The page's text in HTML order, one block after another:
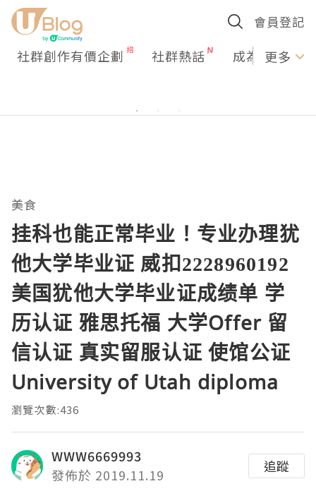
會員登記
社群創作有價企劃 社群熱話 成為U更多
美食
挂科也能正常毕业！专业办理犹
他大学毕业证 威扣2228960192
美国犹他大学毕业证成绩单 学
历认证 雅思托福 大学Offer 留
信认证 真实留服认证 使馆公证
University of Utah diploma
瀏覽次數:436
WWW6669993
發佈於 2019.11.19
追蹤